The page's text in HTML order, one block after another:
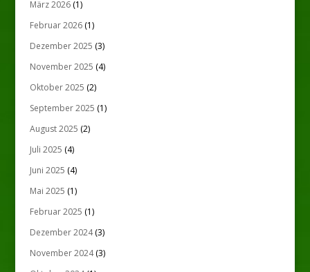
März 2026(1)
Februar 2026(1)
Dezember 2025 (3)
November 2025 (4)
Oktober 2025 (2)
September 2025 (1)
August 2025 (2)
Juli 2025 (4)
Juni 2025 (4)
Mai 2025 (1)
Februar 2025 (1)
Dezember 2024(3)
November 2024(3)